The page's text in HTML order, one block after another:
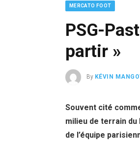
MERCATO FOOT
PSG-
partir »
By KÉVIN
Souvent cité
milieu de terrain du
de l’équipe